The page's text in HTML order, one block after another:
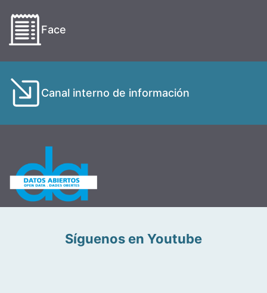
Face
Canal interno de información
Síguenos en Youtube